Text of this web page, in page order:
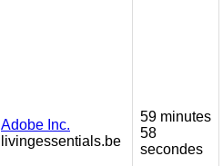
Adobe Inc.
livingessentials.be
59 minutes
58
secondes